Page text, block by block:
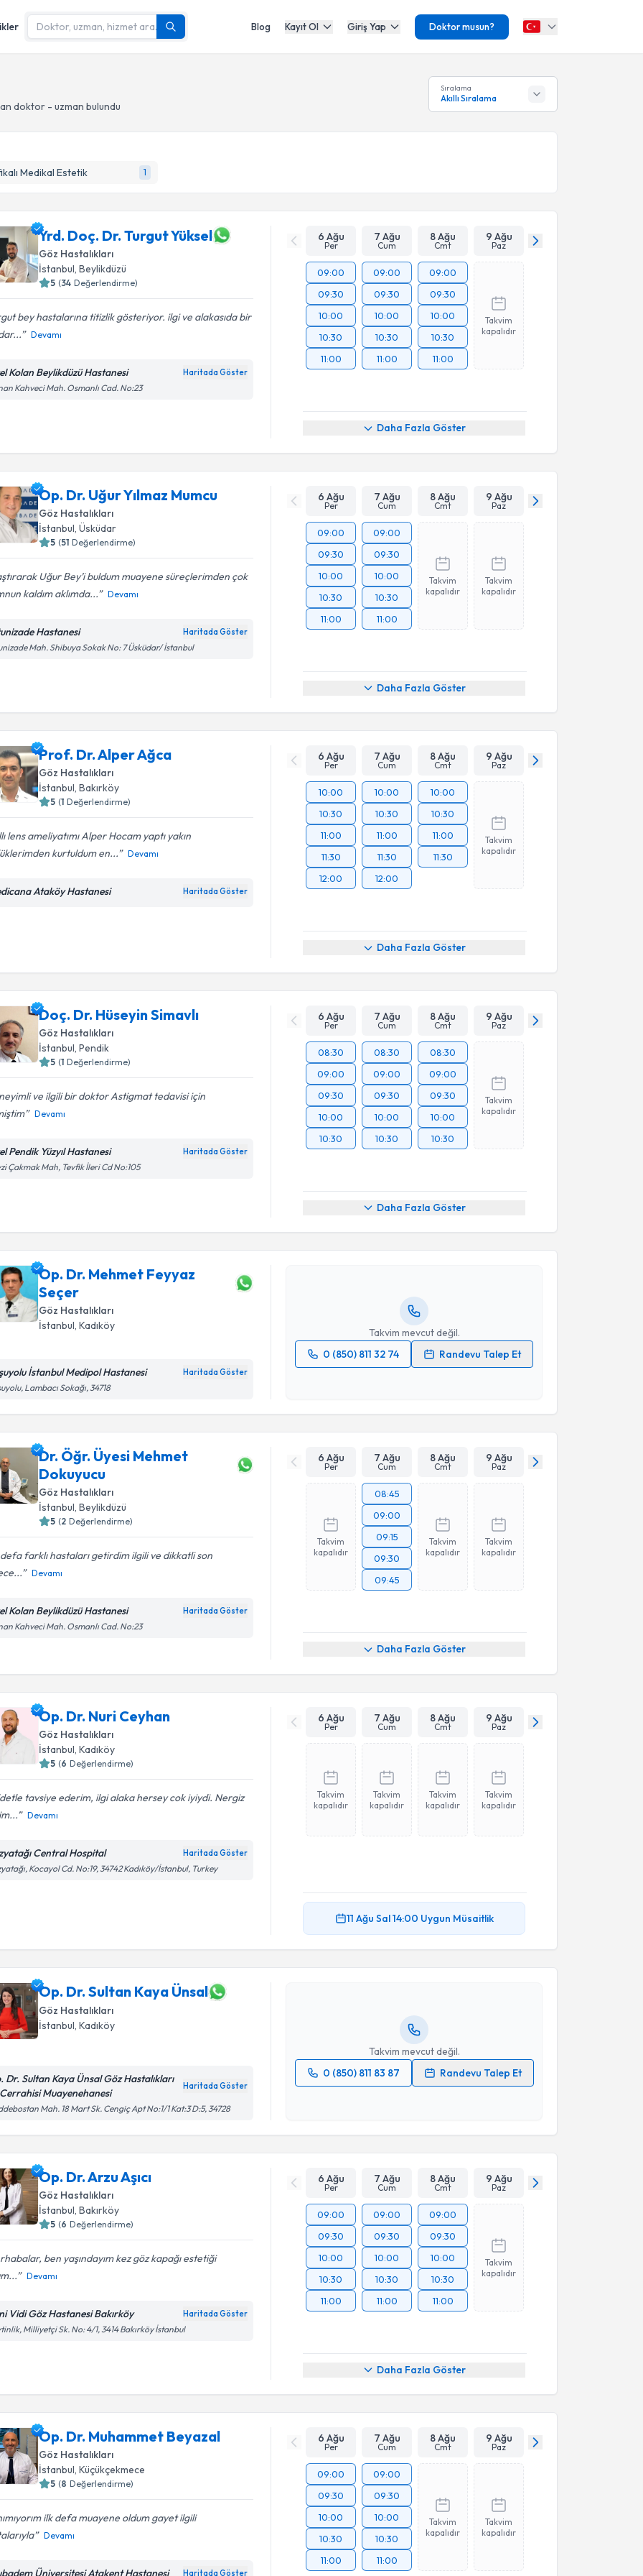
Blog Kayıt Ol Giriş Yap Doktor musun?
doktor - uzman bulundu
Sıralama
Akıllı Sıralama
Medikal Estetik 1
Yrd. Doç. Dr. Turgut Yüksel
Göz Hastalıkları
İstanbul, Beylikdüzü
5 (34 Değerlendirme)
bey hastalarına titizlik gösteriyor. ilgi ve alakasıda bir
Devamı
Kolan Beylikdüzü Hastanesi Haritada Göster
Kahveci Mah. Osmanlı Cad. No:23
6 Ağu
Per
7 Ağu
Cum
8 Ağu
Cmt
9 Ağu
Paz
09:00
09:30
10:00
10:30
11:00
09:00
09:30
10:00
10:30
11:00
09:00
09:30
10:00
10:30
11:00
Takvim
kapalıdır
Daha Fazla Göster
Op. Dr. Uğur Yılmaz Mumcu
Göz Hastalıkları
İstanbul , Üsküdar
5 (51 Değerlendirme)
Uğur Bey’i buldum muayene süreçlerimden çok
kaldım aklımda...
Devamı
Hastanesi Haritada Göster
Mah. Shibuya Sokak No: 7 Üsküdar/ İstanbul
6 Ağu
Per
7 Ağu
Cum
8 Ağu
Cmt
9 Ağu
Paz
09:00
09:30
10:00
10:30
11:00
09:00
09:30
10:00
10:30
11:00
Takvim
kapalıdır
Takvim
kapalıdır
Daha Fazla Göster
Prof. Dr. Alper Ağca
Göz Hastalıkları
İstanbul, Bakırköy
5 (1 Değerlendirme)
lens ameliyatımı Alper Hocam yaptı yakın
kurtuldum en...
Devamı
Ataköy Hastanesi Haritada Göster
6 Ağu
Per
7 Ağu
Cum
8 Ağu
Cmt
9 Ağu
Paz
10:00
10:30
11:00
11:30
12:00
10:00
10:30
11:00
11:30
12:00
10:00
10:30
11:00
11:30
Takvim
kapalıdır
Daha Fazla Göster
Doç. Dr. Hüseyin Simavlı
Göz Hastalıkları
İstanbul , Pendik
5 (1 Değerlendirme)
ve ilgili bir doktor Astigmat tedavisi için
Devamı
Pendik Yüzyıl Hastanesi Haritada Göster
Çakmak Mah, Tevfik İleri Cd No:105
6 Ağu
Per
7 Ağu
Cum
8 Ağu
Cmt
9 Ağu
Paz
08:30
09:00
09:30
10:00
10:30
08:30
09:00
09:30
10:00
10:30
08:30
09:00
09:30
10:00
10:30
Takvim
kapalıdır
Daha Fazla Göster
Op. Dr. Mehmet Feyyaz
Seçer
Göz Hastalıkları
İstanbul, Kadıköy
İstanbul Medipol Hastanesi Haritada Göster
Lambacı Sokağı, 34718
Takvim mevcut değil.
0 (850) 811 32 74
Randevu Talep Et
Randevu Takvimi Talebi
Op. Dr. Mehmet Feyyaz Seçeriçin randevu takvimi talebi
oluşturun. Size bu uzmandan randevu almanız için bir takvim
Dr. Öğr. Üyesi Mehmet
Dokuyucu
Göz Hastalıkları
İstanbul, Beylikdüzü
5 (2 Değerlendirme)
farklı hastaları getirdim ilgili ve dikkatli son
Devamı
Kolan Beylikdüzü Hastanesi Haritada Göster
Kahveci Mah. Osmanlı Cad. No:23
6 Ağu
Per
7 Ağu
Cum
8 Ağu
Cmt
9 Ağu
Paz
Takvim
kapalıdır
08:45
09:00
09:15
09:30
09:45
Takvim
kapalıdır
Takvim
kapalıdır
Daha Fazla Göster
Op. Dr. Nuri Ceyhan
Göz Hastalıkları
İstanbul , Kadıköy
5 (6 Değerlendirme)
tavsiye ederim, ilgi alaka hersey cok iyiydi. Nergiz
Devamı
Central Hospital Haritada Göster
Kocayol Cd. No:19, 34742 Kadıköy/İstanbul, Turkey
6 Ağu
Per
7 Ağu
Cum
8 Ağu
Cmt
9 Ağu
Paz
Takvim
kapalıdır
Takvim
kapalıdır
Takvim
kapalıdır
Takvim
kapalıdır
11 Ağu Sal14:00 Uygun Müsaitlik
Op. Dr. Sultan Kaya Ünsal
Göz Hastalıkları
İstanbul , Kadıköy
Dr. Sultan Kaya Ünsal Göz Hastalıkları
Muayenehanesi
Haritada Göster
Mah. 18 Mart Sk. Cengiç Apt No:1/1 Kat:3 D:5, 34728
Takvim mevcut değil.
0 (850) 811 83 87
Randevu Talep Et
Randevu Takvimi Talebi
Op. Dr. Sultan Kaya Ünsaliçin randevu takvimi talebi
oluşturun. Size bu uzmandan randevu almanız için bir takvim
Op. Dr. Arzu Aşıcı
Göz Hastalıkları
İstanbul , Bakırköy
5 (6 Değerlendirme)
ben yaşındayım kez göz kapağı estetiği
Devamı
Vidi Göz Hastanesi Bakırköy Haritada Göster
Milliyetçi Sk. No: 4/1, 3414 Bakırköy İstanbul
6 Ağu
Per
7 Ağu
Cum
8 Ağu
Cmt
9 Ağu
Paz
09:00
09:30
10:00
10:30
11:00
09:00
09:30
10:00
10:30
11:00
09:00
09:30
10:00
10:30
11:00
Takvim
kapalıdır
Daha Fazla Göster
Op. Dr. Muhammet Beyazal
Göz Hastalıkları
İstanbul, Küçükçekmece
5 (8 Değerlendirme)
ilk defa muayene oldum gayet ilgili
Devamı
Üniversitesi Atakent Hastanesi Haritada Göster
6 Ağu
Per
7 Ağu
Cum
8 Ağu
Cmt
9 Ağu
Paz
09:00
09:30
10:00
10:30
11:00
09:00
09:30
10:00
10:30
11:00
Takvim
kapalıdır
Takvim
kapalıdır